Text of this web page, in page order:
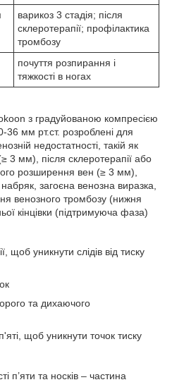
варикоз 3 стадія; після
склеротерапії; профілактика
тромбозу
почуття розпирання і
тяжкості в ногах
з градуйованою компресією
36 мм рт.ст. розроблені для
недостатності, такій як
3 мм), після склеротерапії або
розширення вен (≥ 3 мм),
загоєна венозна виразка,
венозного тромбозу (нижня
кінцівки (підтримуюча фаза)
щоб уникнути слідів від тиску
та дихаючого
щоб уникнути точок тиску
п’яти та носків – частина